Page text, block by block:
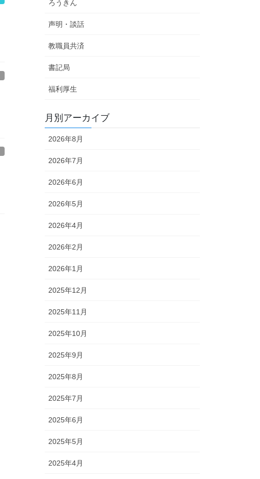
ろうきん
声明・談話
教職員共済
書記局
福利厚生
月別アーカイブ
2026年8月
2026年7月
2026年6月
2026年5月
2026年4月
2026年2月
2026年1月
2025年12月
2025年11月
2025年10月
2025年9月
2025年8月
2025年7月
2025年6月
2025年5月
2025年4月